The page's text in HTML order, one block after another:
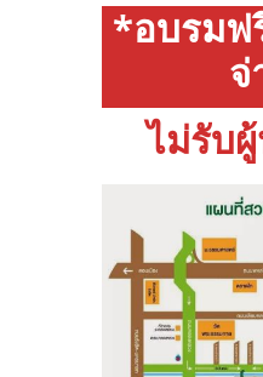
*อบรมฟ
จ่
ไม่รับ